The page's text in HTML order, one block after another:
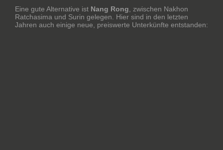
Eine gute Alternative ist Nang Rong , zwischen Nakhon
Ratchasima und Surin gelegen. Hier sind in den letzten
Jahren auch einige neue, preiswerte Unterkünfte entstanden: